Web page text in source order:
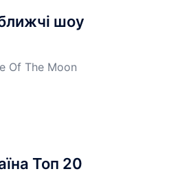
шоу
Of The Moon
Топ 20